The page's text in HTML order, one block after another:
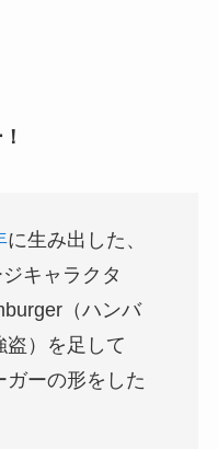
に生み出した、
キャラクタ
（ハンバ
盗）を足して
ガーの形をした